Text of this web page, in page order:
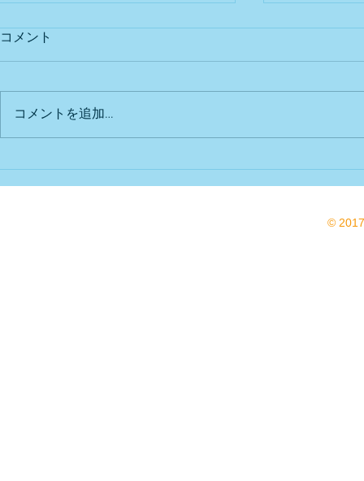
出店予定
コメント
コメントを追加…
©